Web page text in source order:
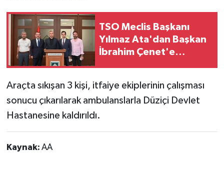
TSO Meclis Başkanı
Yılmaz Ata'dan Başkan
İbrahim Çenet'e
Araçta sıkışan 3 kişi, itfaiye ekiplerinin çalışması
sonucu çıkarılarak ambulanslarla Düziçi Devlet
Hastanesine kaldırıldı.
Kaynak: AA